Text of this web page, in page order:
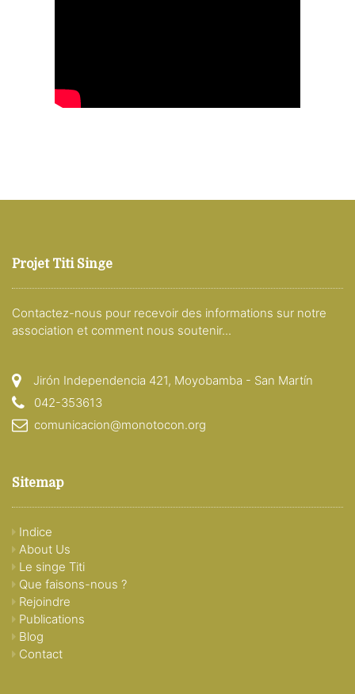
Projet Titi Singe
Contactez-nous pour recevoir des informations sur notre
association et comment nous soutenir...
Jirón Independencia 421, Moyobamba - San Martín
042-353613
comunicacion@monotocon.org
Sitemap
Indice
About Us
Le singe Titi
Que faisons-nous ?
Rejoindre
Publications
Blog
Contact